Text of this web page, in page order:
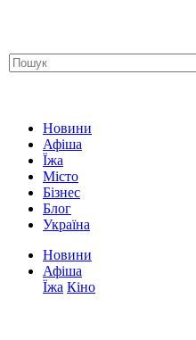
Новини
Афіша
Їжа
Місто
Бізнес
Блог
Україна
Новини
Афіша
Їжа Кіно